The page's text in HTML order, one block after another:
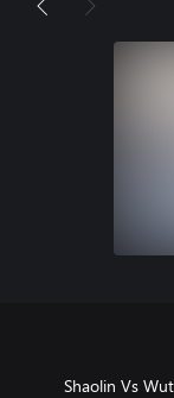
Shaolin Vs